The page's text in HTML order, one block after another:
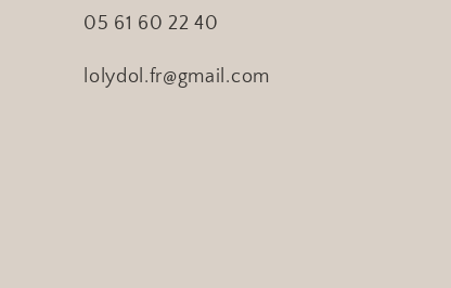
05 61 60 22 40
lolydol.fr@gmail.com